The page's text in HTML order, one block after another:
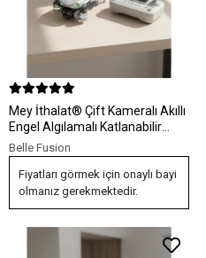
Mey İthalat® Çift Kameralı Akıllı
Engel Algılamalı Katlanabilir
Drone
Belle Fusion
Fiyatları görmek için onaylı bayi
olmanız gerekmektedir.